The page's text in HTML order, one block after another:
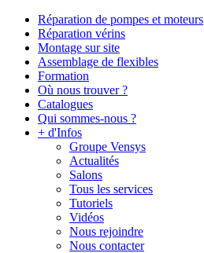
Réparation de pompes et moteurs
Réparation vérins
Montage sur site
Assemblage de flexibles
Formation
Où nous trouver ?
Catalogues
Qui sommes-nous ?
+ d'Infos
Groupe Vensys
Actualités
Salons
Tous les services
Tutoriels
Vidéos
Nous rejoindre
Nous contacter